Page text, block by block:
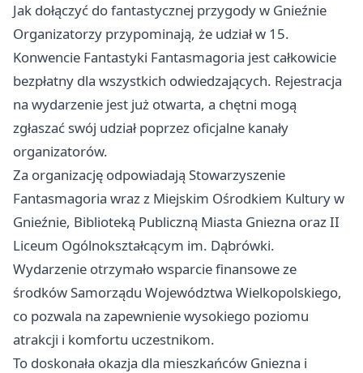
Jak dołączyć do fantastycznej przygody w Gnieźnie
Organizatorzy przypominają, że udział w 15.
Konwencie Fantastyki Fantasmagoria jest całkowicie
bezpłatny dla wszystkich odwiedzających. Rejestracja
na wydarzenie jest już otwarta, a chętni mogą
zgłaszać swój udział poprzez oficjalne kanały
organizatorów.
Za organizację odpowiadają Stowarzyszenie
Fantasmagoria wraz z Miejskim Ośrodkiem Kultury w
Gnieźnie, Biblioteką Publiczną Miasta Gniezna oraz II
Liceum Ogólnokształcącym im. Dąbrówki.
Wydarzenie otrzymało wsparcie finansowe ze
środków Samorządu Województwa Wielkopolskiego,
co pozwala na zapewnienie wysokiego poziomu
atrakcji i komfortu uczestnikom.
To doskonała okazja dla mieszkańców Gniezna i